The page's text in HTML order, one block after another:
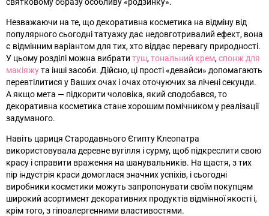
Незважаючи на те, що декоративна косметика на відміну від
популярного сьогодні татуажу дає недовготривалий ефект, вона
є відмінним варіантом для тих, хто віддає перевагу природності.
У цьому розділі можна вибрати туш,тональний крем,спонж для
макіяжута інші засоби. Дійсно, ці прості «девайси» допомагають
перевтілитися у Ваших очах і очах оточуючих за лічені секунди.
А якщо мета — підкорити чоловіка, який сподобався, то
декоративна косметика стане хорошим помічником у реалізації
задуманого.
Навіть цариця Стародавнього Єгипту Клеопатра
використовувала деревне вугілля і сурму, щоб підкреслити свою
красу і справити враження на шанувальників. На щастя, з тих
пір індустрія краси домоглася значних успіхів, і сьогодні
виробники косметики можуть запропонувати своїм покупцям
широкий асортимент декоративних продуктів відмінної якості і,
крім того, з гіпоалергенними властивостями.